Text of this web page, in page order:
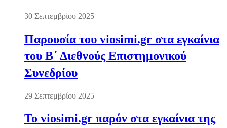
30 Σεπτεμβρίου 2025
Παρουσία του viosimi.gr στα εγκαίνια
του Β΄ Διεθνούς Επιστημονικού
Συνεδρίου
29 Σεπτεμβρίου 2025
Το viosimi.gr παρόν στα εγκαίνια της